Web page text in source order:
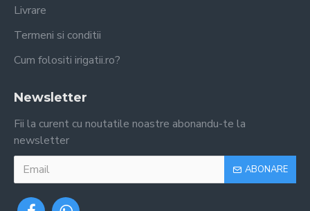
Livrare
Termeni si conditii
Cum folositi irigatii.ro?
Newsletter
Fii la curent cu noutatile noastre abonandu-te la
newsletter
ABONARE